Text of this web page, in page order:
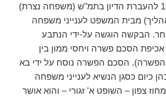
משולב], התשמ"ד-1984 להעברת הדיון בתמ"ש (משפחה נצרת)
(להלן: ההליך) מבית המשפט לענייני משפחה
הבקשה הוגשה על-ידי הנתבע
אכיפת הסכם פשרה ויחסי ממון בין
הסכם הפשרה נוסח על ידי בא
כיום כסגן הנשיא לענייני משפחה
צפון – השופט א' זגורי – והוא אושר